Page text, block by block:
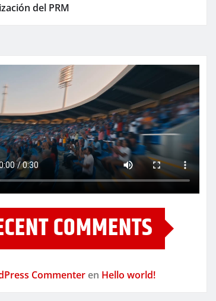
del PRM
COMMENTS
Commenter en Hello world!